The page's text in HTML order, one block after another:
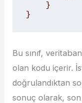
}
Bu sınıf,
olan kodu içerir.
doğrulandıktan
sonuç olarak,